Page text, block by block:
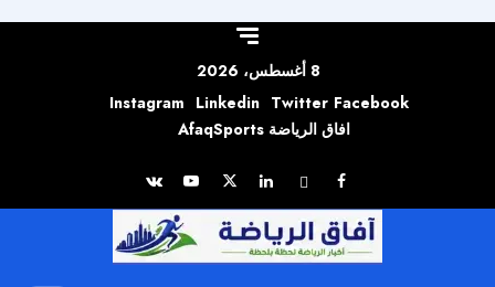
8 أغسطس، 2026
Facebook
Twitter
Linkedin
Instagram
افاق الرياضة AfaqSports